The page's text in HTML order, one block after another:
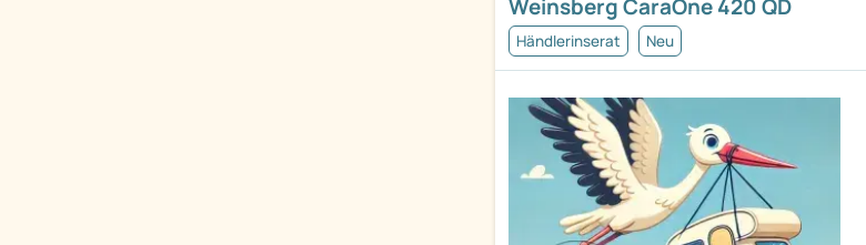
Weinsberg CaraOne 420 QD
Händlerinserat Neu